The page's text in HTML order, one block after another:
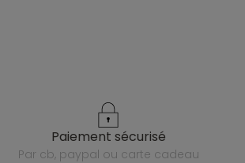
paiement sécurisé
par cb, paypal ou carte cadeau